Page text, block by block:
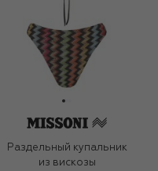
Раздельный купальник
из вискозы